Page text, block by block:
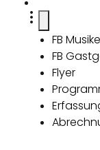
FB
FB
Flyer